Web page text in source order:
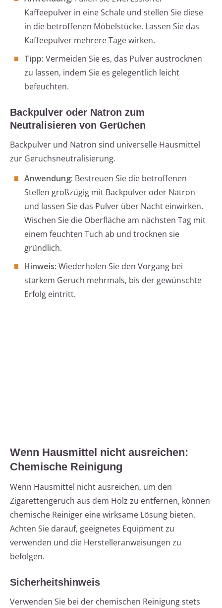
Kaffeepulver in eine Schale und stellen Sie diese
in die betroffenen Möbelstücke. Lassen Sie das
Kaffeepulver mehrere Tage wirken.
Tipp: Vermeiden Sie es, das Pulver austrocknen
zu lassen, indem Sie es gelegentlich leicht
befeuchten.
Backpulver oder Natron zum
Neutralisieren von Gerüchen
Backpulver und Natron sind universelle Hausmittel
zur Geruchsneutralisierung.
Anwendung: Bestreuen Sie die betroffenen
Stellen großzügig mit Backpulver oder Natron
und lassen Sie das Pulver über Nacht einwirken.
Wischen Sie die Oberfläche am nächsten Tag mit
einem feuchten Tuch ab und trocknen sie
gründlich.
Hinweis: Wiederholen Sie den Vorgang bei
starkem Geruch mehrmals, bis der gewünschte
Erfolg eintritt.
Wenn Hausmittel nicht ausreichen:
Chemische Reinigung
Wenn Hausmittel nicht ausreichen, um den
Zigarettengeruch aus dem Holz zu entfernen, können
chemische Reiniger eine wirksame Lösung bieten.
Achten Sie darauf, geeignetes Equipment zu
verwenden und die Herstelleranweisungen zu
befolgen.
Sicherheitshinweis
Verwenden Sie bei der chemischen Reinigung stets